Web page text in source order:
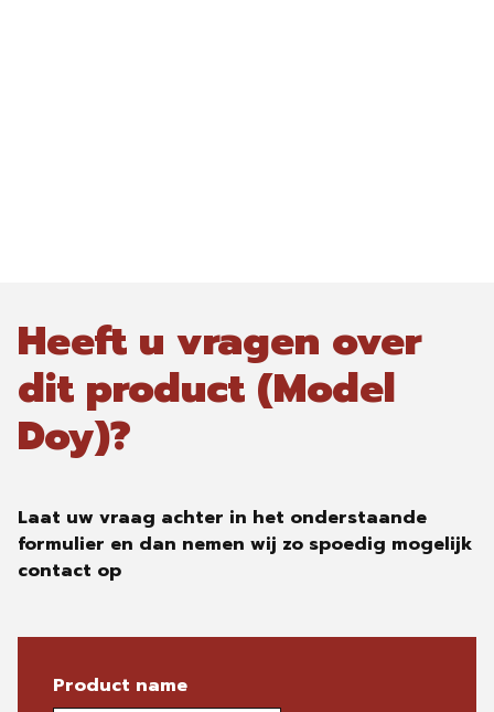
Heeft u vragen over
dit product (Model
Doy)?
Laat uw vraag achter in het onderstaande
formulier en dan nemen wij zo spoedig mogelijk
contact op
Product name